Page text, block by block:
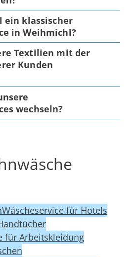
ein klassischer
in Weihmichl?
Textilien mit der
Kunden
wechseln?
Wäscheservice für Hotels
für Arbeitskleidung